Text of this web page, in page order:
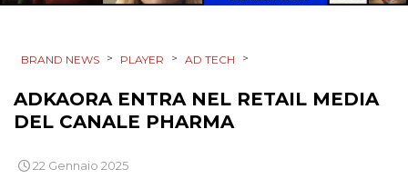
TREND
CASE HISTORY
BRAND NEWS > PLAYER > AD TECH >
ADKAORA ENTRA NEL RETAIL MEDIA
DEL CANALE PHARMA
22 Gennaio 2025